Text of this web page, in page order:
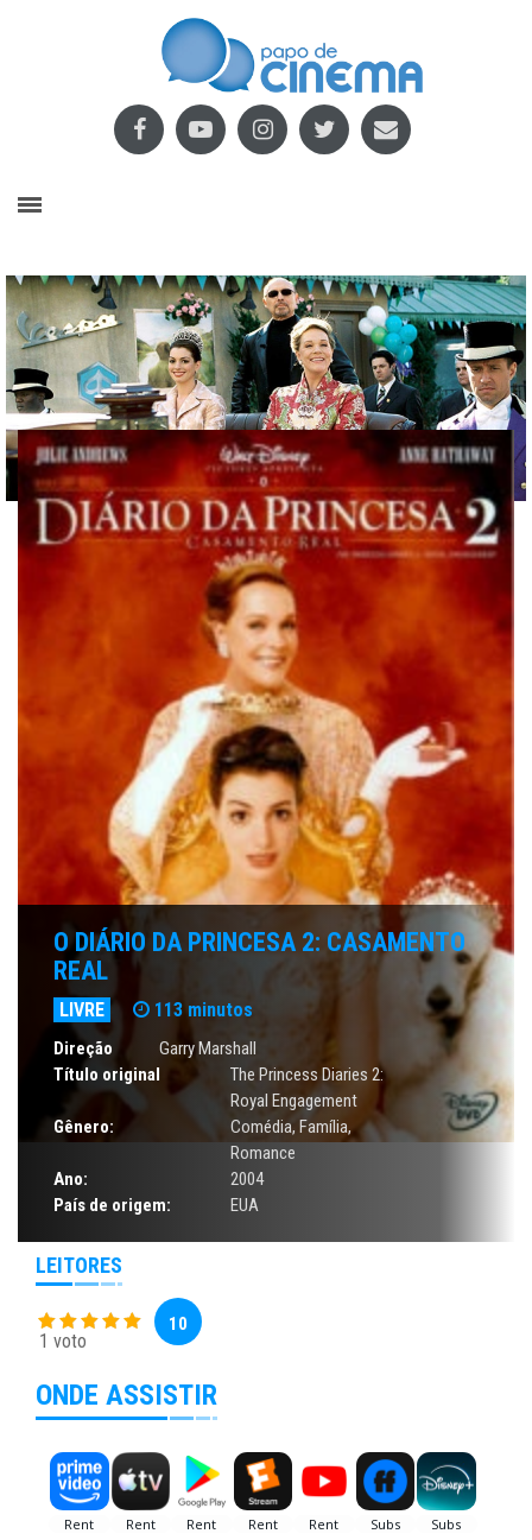
O DIÁRIO DA PRINCESA 2: CASAMENTO
REAL
LIVRE 113 minutos
Direção
Garry Marshall
Título original
The Princess Diaries 2:
Royal Engagement
Gênero:
Comédia, Família,
Romance
Ano:
2004
País de origem:
EUA
LEITORES
1 voto
10
ONDE ASSISTIR